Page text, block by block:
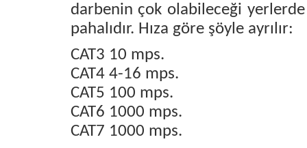
darbenin çok olabileceği
pahalıdır. Hıza göre şöyle ayrılır:
CAT3 10 mps.
CAT4 4-16 mps.
CAT5 100 mps.
CAT6 1000 mps.
CAT7 1000 mps.